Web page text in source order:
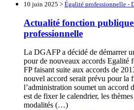
10 juin 2025 > Égalité professionnelle -
Actualité fonction
professionnelle
La DGAFP a décidé de démarrer
pour de nouveaux accords Egalité
FP faisant suite aux accords de
nouvel accord serait prévu pour la
l’administration soumet un accord
est de fixer le calendrier, les
modalités (…)